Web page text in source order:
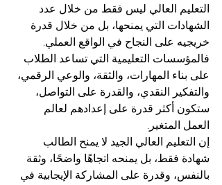
التعليم العالي ليس فقط من خلال عدد
الشهادات التي يمنحها، بل من خلال قدرة
خريجيه على النجاح في الواقع العملي.
فالمؤسسات التعليمية التي تساعد الطلاب
على بناء المهارات، والثقة، والوعي الرقمي،
والتفكير النقدي، والقدرة على التواصل،
ستكون أكثر قدرة على إعدادهم لعالم
العمل المتغير.
إن التعليم العالي الجيد لا يمنح الطالب
شهادة فقط، بل يمنحه اتجاهًا واضحًا، وثقة
بالنفس، وقدرة على المشاركة الإيجابية في